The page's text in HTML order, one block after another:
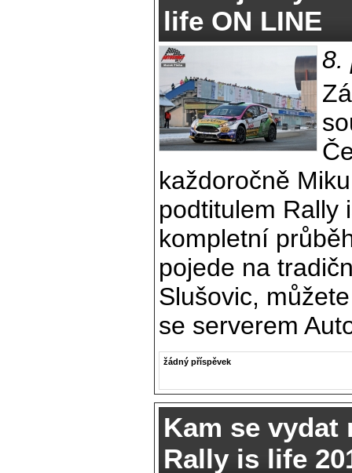
life ON LINE
8.
každoročně
podtitulem Rally
kompletní
pojede na
Slušovic,
se serverem
žádný příspěvek
Kam se
Rally is life